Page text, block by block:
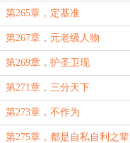
第265章，定基准
第267章，元老级人物
第269章，护圣卫现
第271章，三分天下
第273章，不作为
第275章，都是自私自利之辈